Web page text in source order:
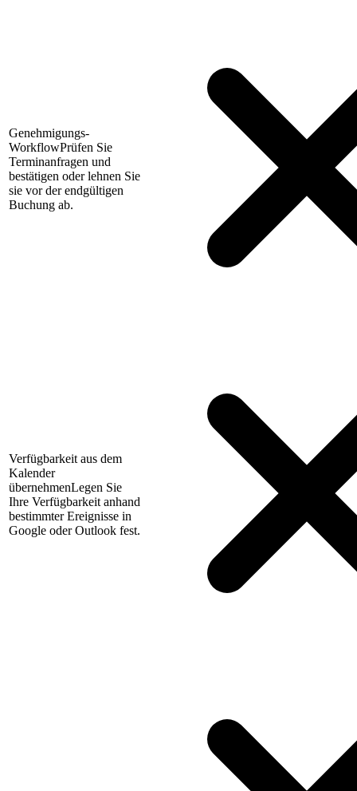
Genehmigungs-
WorkflowPrüfen Sie
Terminanfragen und
bestätigen oder lehnen Sie
sie vor der endgültigen
Buchung ab.
Verfügbarkeit aus dem
Kalender
übernehmenLegen Sie
Ihre Verfügbarkeit anhand
bestimmter Ereignisse in
Google oder Outlook fest.